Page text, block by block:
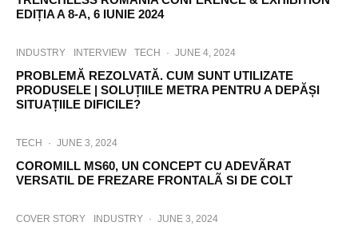
EDIȚIA A 8-A, 6 IUNIE 2024
INDUSTRY INTERVIEW TECH · JUNE 4, 2024
PROBLEMĂ REZOLVATĂ. CUM SUNT UTILIZATE
PRODUSELE | SOLUȚIILE METRA PENTRU A DEPĂȘI
SITUAȚIILE DIFICILE?
TECH · JUNE 3, 2024
COROMILL MS60, UN CONCEPT CU ADEVÃRAT
VERSATIL DE FREZARE FRONTALÃ SI DE COLT
COVER STORY INDUSTRY · JUNE 3, 2024